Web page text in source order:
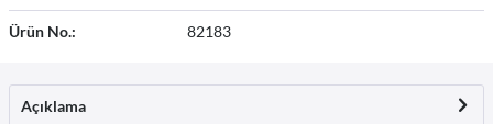
Ürün No.: 82183
Açıklama